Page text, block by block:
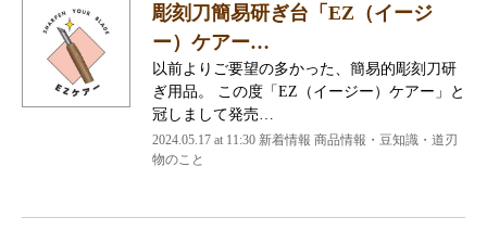
彫刻刀簡易研ぎ台「EZ（イージ
ー）ケアー…
以前よりご要望の多かった、簡易的彫刻刀研
ぎ用品。 この度「EZ（イージー）ケアー」と
冠しまして発売…
2024.05.17 at 11:30 新着情報 商品情報・豆知識・道刃
物のこと